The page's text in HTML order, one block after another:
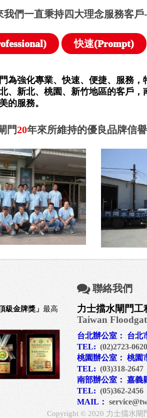
我們一直秉持四大理念服務客戶
快速(Prompt)
為強化專業、快速、便捷、服務
、新北、桃園、新竹地區的客戶
的服務。
門20年來所維持的優良品牌信
級金牌獎」 最高
聯絡我們
力士擋水閘門工
Taiwan
台北辦公室： 台北
TEL: (02)2723-0620
桃園辦公室： 桃園
TEL: (03)318-2647
南部辦公室： 嘉義
TEL: (05)362-2456
MAIL：
Copyright © 2020 力士擋水閘